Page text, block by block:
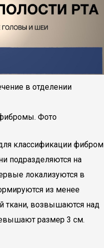
в отделении
Фото
классификации фибром
подразделяются на
локализуются в
из менее
ткани, возвышаются над
размер 3 см.